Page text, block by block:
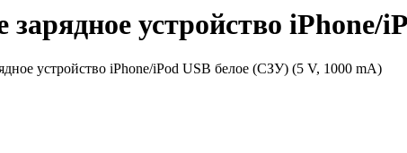
зарядное устройство